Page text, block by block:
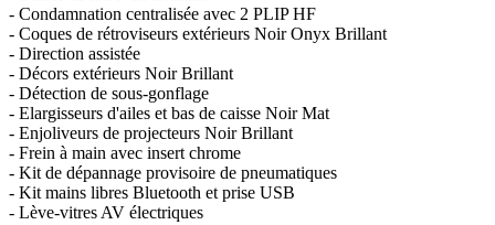
- Condamnation centralisée avec 2 PLIP HF
- Coques de rétroviseurs extérieurs Noir Onyx Brillant
- Direction assistée
- Décors extérieurs Noir Brillant
- Détection de sous-gonflage
- Elargisseurs d'ailes et bas de caisse Noir Mat
- Enjoliveurs de projecteurs Noir Brillant
- Frein à main avec insert chrome
- Kit de dépannage provisoire de pneumatiques
- Kit mains libres Bluetooth et prise USB
- Lève-vitres AV électriques